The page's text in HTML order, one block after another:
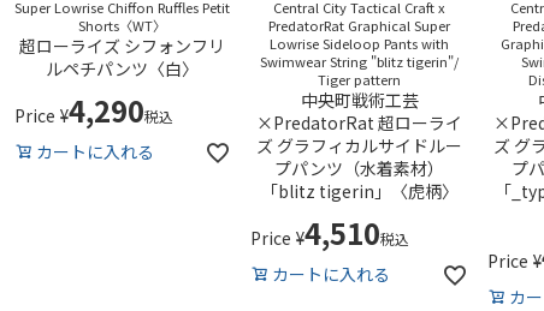
Super Lowrise Chiffon Ruffles Petit
Shorts〈WT〉
超ローライズ シフォンフリ
ルペチパンツ〈白〉
Price ¥4,290税込
カートに入れる
Central City Tactical Craft x
PredatorRat Graphical Super
Lowrise Sideloop Pants with
Swimwear String "blitz tigerin"/
Tiger pattern
中央町戦術工芸
×PredatorRat 超ローライ
ズ グラフィカルサイドルー
プパンツ（水着素材）
「blitz tigerin」〈虎柄〉
Price ¥4,510税込
カートに入れる
ズ グ
プ
「
Price ¥
カ